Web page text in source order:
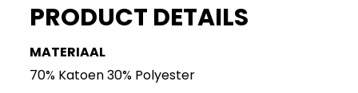
PRODUCT DETAILS
MATERIAAL
70% Katoen 30% Polyester